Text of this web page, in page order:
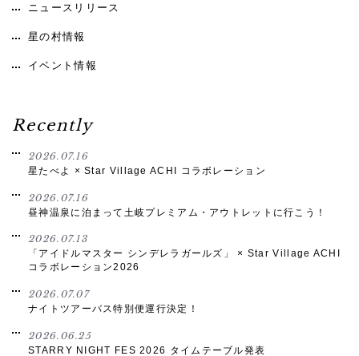
ニュースリリース
星の村情報
イベント情報
Recently
2026.07.16
星たべよ × Star Village ACHI コラボレーション
2026.07.16
昼神温泉に泊まって土岐プレミアム・アウトレットに行こう！
2026.07.13
「アイドルマスター シンデレラガールズ」 × Star Village ACHI
コラボレーション2026
2026.07.07
ナイトツアーバス特別便運行決定！
2026.06.25
STARRY NIGHT FES 2026 タイムテーブル発表